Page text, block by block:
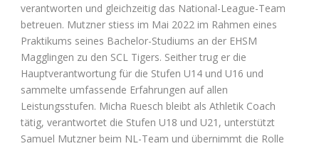
verantworten und gleichzeitig das National-League-Team
betreuen. Mutzner stiess im Mai 2022 im Rahmen eines
Praktikums seines Bachelor-Studiums an der EHSM
Magglingen zu den SCL Tigers. Seither trug er die
Hauptverantwortung für die Stufen U14 und U16 und
sammelte umfassende Erfahrungen auf allen
Leistungsstufen. Micha Ruesch bleibt als Athletik Coach
tätig, verantwortet die Stufen U18 und U21, unterstützt
Samuel Mutzner beim NL-Team und übernimmt die Rolle